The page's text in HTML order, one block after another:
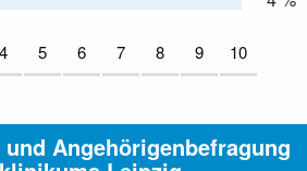
beantwortet
4 nicht beantwortet
5 nicht beantwortet
6 nicht beantwortet
7 nicht beantwortet
8 nicht beantwortet
9 nicht
10
Angehörigenbefragung